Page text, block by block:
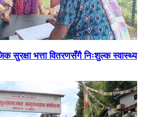
सुरक्षा भत्ता वितरणसँगै निःशुल्क स्वास्थ्य